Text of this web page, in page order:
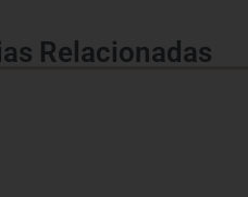
Relacionadas